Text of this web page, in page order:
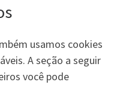
usamos cookies
A seção a seguir
você pode